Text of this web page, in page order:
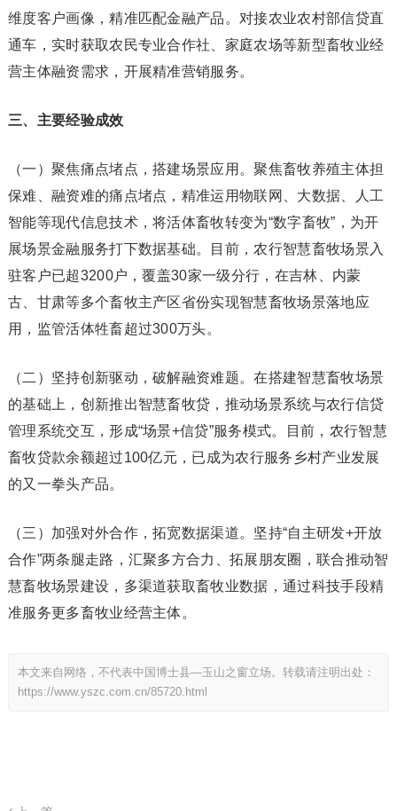
维度客户画像，精准匹配金融产品。对接农业农村部信贷直
通车，实时获取农民专业合作社、家庭农场等新型畜牧业经
营主体融资需求，开展精准营销服务。
三、主要经验成效
（一）聚焦痛点堵点，搭建场景应用。聚焦畜牧养殖主体担
保难、融资难的痛点堵点，精准运用物联网、大数据、人工
智能等现代信息技术，将活体畜牧转变为“数字畜牧”，为开
展场景金融服务打下数据基础。目前，农行智慧畜牧场景入
驻客户已超3200户，覆盖30家一级分行，在吉林、内蒙
古、甘肃等多个畜牧主产区省份实现智慧畜牧场景落地应
用，监管活体牲畜超过300万头。
（二）坚持创新驱动，破解融资难题。在搭建智慧畜牧场景
的基础上，创新推出智慧畜牧贷，推动场景系统与农行信贷
管理系统交互，形成“场景+信贷”服务模式。目前，农行智慧
畜牧贷款余额超过100亿元，已成为农行服务乡村产业发展
的又一拳头产品。
（三）加强对外合作，拓宽数据渠道。坚持“自主研发+开放
合作”两条腿走路，汇聚多方合力、拓展朋友圈，联合推动智
慧畜牧场景建设，多渠道获取畜牧业数据，通过科技手段精
准服务更多畜牧业经营主体。
本文来自网络，不代表中国博士县—玉山之窗立场。转载请注明出处：
https://www.yszc.com.cn/85720.html